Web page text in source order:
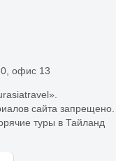
офис 13
сайта запрещено.
туры в Тайланд